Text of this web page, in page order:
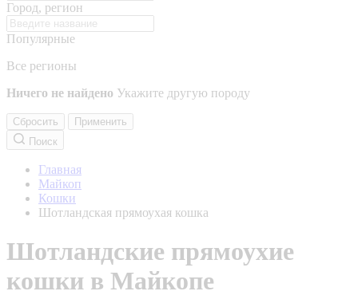
Город, регион
Популярные
Все регионы
Ничего не найдено Укажите другую породу
Сбросить
Применить
Поиск
Главная
Майкоп
Кошки
Шотландская прямоухая кошка
Шотландские прямоухие
кошки в Майкопе